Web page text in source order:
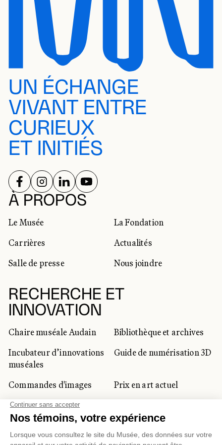
UN ÉCHANGE
VIVANT ENTRE
CURIEUX
ET INITIÉS
À PROPOS
Le Musée
La Fondation
Carrières
Actualités
Salle de presse
Nous joindre
RECHERCHE ET
INNOVATION
Chaire muséale Audain
Bibliothèque et archives
Incubateur d’innovations
muséales
Guide de numérisation 3D
Commandes d'images
Prix en art actuel
Prix Lynne-Cohen
CLIENTÈLE CORPORATIVE
RÉSEAUX SOCIAUX
SUIVEZ-NOUS SUR
SUIVEZ-NOUS SUR
SUIVEZ-NOUS SUR
SUIVEZ-NOUS SUR